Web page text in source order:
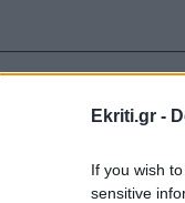
Ekriti.gr -
If you wish
sensitive